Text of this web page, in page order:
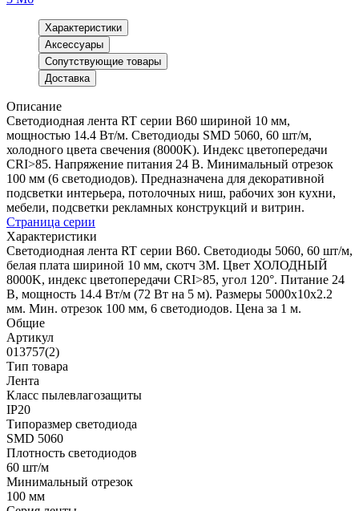
Характеристики
Аксессуары
Сопутствующие товары
Доставка
Описание
Светодиодная лента RT серии B60 шириной 10 мм,
мощностью 14.4 Вт/м. Светодиоды SMD 5060, 60 шт/м,
холодного цвета свечения (8000K). Индекс цветопередачи
CRI>85. Напряжение питания 24 В. Минимальный отрезок
100 мм (6 светодиодов). Предназначена для декоративной
подсветки интерьера, потолочных ниш, рабочих зон кухни,
мебели, подсветки рекламных конструкций и витрин.
Страница серии
Характеристики
Светодиодная лента RT серии B60. Светодиоды 5060, 60 шт/м,
белая плата шириной 10 мм, скотч 3M. Цвет ХОЛОДНЫЙ
8000K, индекс цветопередачи CRI>85, угол 120°. Питание 24
В, мощность 14.4 Вт/м (72 Вт на 5 м). Размеры 5000x10x2.2
мм. Мин. отрезок 100 мм, 6 светодиодов. Цена за 1 м.
Общие
Артикул
013757(2)
Тип товара
Лента
Класс пылевлагозащиты
IP20
Типоразмер светодиода
SMD 5060
Плотность светодиодов
60 шт/м
Минимальный отрезок
100 мм